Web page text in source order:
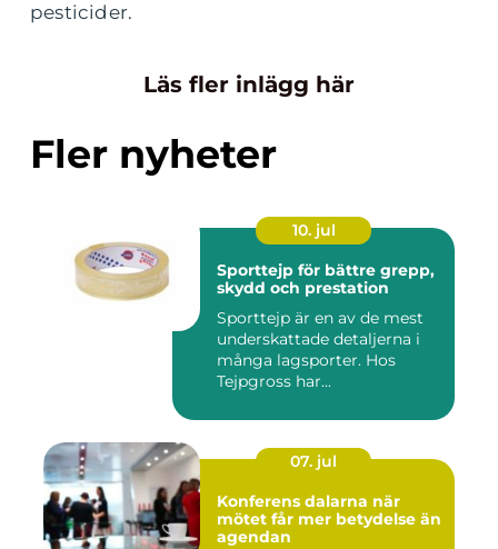
pesticider.
Läs fler inlägg här
Fler nyheter
10. jul
Sporttejp för bättre grepp,
skydd och prestation
Sporttejp är en av de mest
underskattade detaljerna i
många lagsporter. Hos
Tejpgross har...
07. jul
Konferens dalarna när
mötet får mer betydelse än
agendan